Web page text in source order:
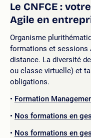
Le CNFCE :
Agile en
Organisme
formations et sessions
distance. La diversité
ou classe virtuelle) et
obligations.
Formation
Nos formations en
Nos formations en